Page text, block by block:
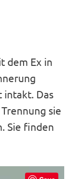
dem Ex in
intakt. Das
sie
Sie finden